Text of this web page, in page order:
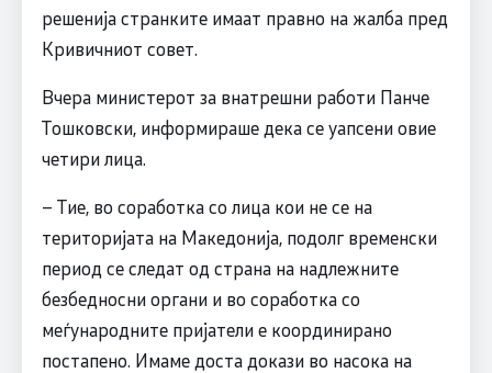
решенија странките имаат правно на жалба пред
Кривичниот совет.
Вчера министерот за внатрешни работи Панче
Тошковски, информираше дека се уапсени овие
четири лица.
– Тие, во соработка со лица кои не се на
територијата на Македонија, подолг временски
период се следат од страна на надлежните
безбедносни органи и во соработка со
меѓународните пријатели е координирано
постапено. Имаме доста докази во насока на